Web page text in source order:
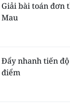
Giải bài toán đơn
Mau
Đẩy nhanh tiến
điểm